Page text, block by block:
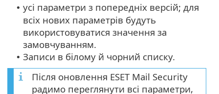
• усі параметри з попередніх версій; для
всіх нових параметрів будуть
використовуватися значення за
замовчуванням.
• Записи в білому й чорний списку.
Після оновлення ESET Mail Security
радимо переглянути всі параметри,